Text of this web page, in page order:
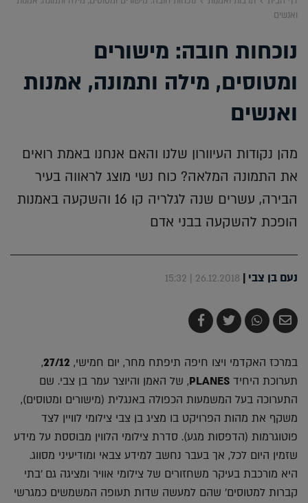
ואנשים
נוכחות חובה: מישורים
ומטוסים, מילה ותמונה, אמנות
ואנשים
מהן נקודות העיוורון שלנו והאם אנחנו באמת רואים
את התמונה המלאה? כוח נשי מוצג לראווה בעיר
הבירה, עשרים שנה לגלריה קו 16 והשקעה באמנות
הופכת להשקעה בבני אדם
נעם בן צבי |
26.12.2018 | 15:32
שלח
בדואר
שתף
ב-
צייץ
ב-
שתף
ב-
במרכז האקדמי ויצו חיפה תיפתח מחר, יום חמישי, 27/12
,
תערוכת היחיד PLANES, של האמן והיוצר עמר בן צבי. שם
התערוכה בעל המשמעות הכפולה באנגלית (מישורים ומטוסים),
משקף את מהות הפרויקט בו מציג בן צבי צילומי לוויין לצד
פוטוגרמות (הדפסות מגע). סדרת צילומי הלווין מבוססת על מידע
שזמין היום לכל, אך בעבר נחשב למידע צבאי ומודיעיני מסווג.
היא מורכבת בעיקר משחזורים של צילומי אוויר ומציגה גם 'בתי
קברות למטוסים' שהם למעשה שדות תעופה המשמשים כמגרשי